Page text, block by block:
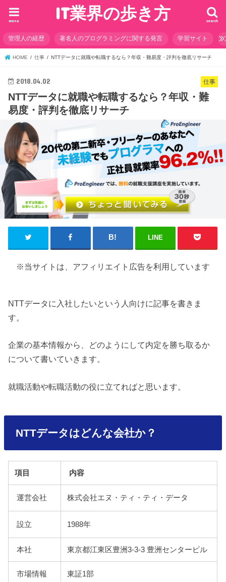
IT業界の歩き方 search
menu
管理人の経歴 著名人のプログラミングに関する発言 学習サイト
HOME 仕事 NTTデータに就職や転職するなら？年収・難易度・評判を徹底リサーチ
仕事
2018.04.02
NTTデータに就職や転職するなら？年収・難
易度・評判を徹底リサーチ
LINE
※当サイトは、アフィリエイト広告を利用しています
NTTデータに入社したいという人向けに記事を書きま
す。
企業の基本情報から、どのようにして内定を勝ち取るか
について書いていきます。
就職活動や転職活動の役に立てればと思います。
NTTデータはどんな会社か？
項目 内容
運営会社 株式会社エヌ・ティ・ティ・データ
設立 1988年
本社 東京都江東区豊洲3-3-3 豊洲センタービル
市場情報 東証1部